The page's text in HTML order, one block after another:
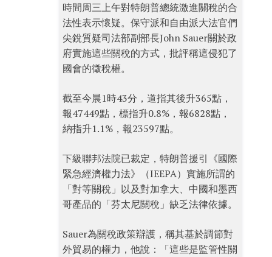
時間周三上午對特朗普總統激進關稅的合
法性表示懷疑。保守派和自由派大法官們
尖銳質疑司法部副部長John Sauer關於政
府實施這些關稅的方式，批評稱這侵犯了
國會的徵稅權。
截至今晨1時43分，道指其後升365點，
報47449點，標指升0.8%，報6828點，
納指升1.1%，報23597點。
下級聯邦法院已裁定，特朗普援引《國際
緊急經濟權力法》（IEEPA）實施所謂的
「對等關稅」以及對加拿大、中國和墨西
哥產品的「芬太尼關稅」缺乏法律依據。
Sauer為關稅政策辯護，稱其基於調節對
外貿易的權力，他說：「這些是監管性關